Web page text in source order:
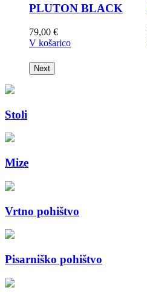
PLUTON BLACK
79,00 €
V košarico
Next
Stoli
Mize
Vrtno pohištvo
Pisarniško pohištvo